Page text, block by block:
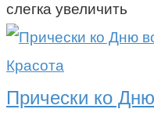
слегка увеличить
Красота
Прически ко